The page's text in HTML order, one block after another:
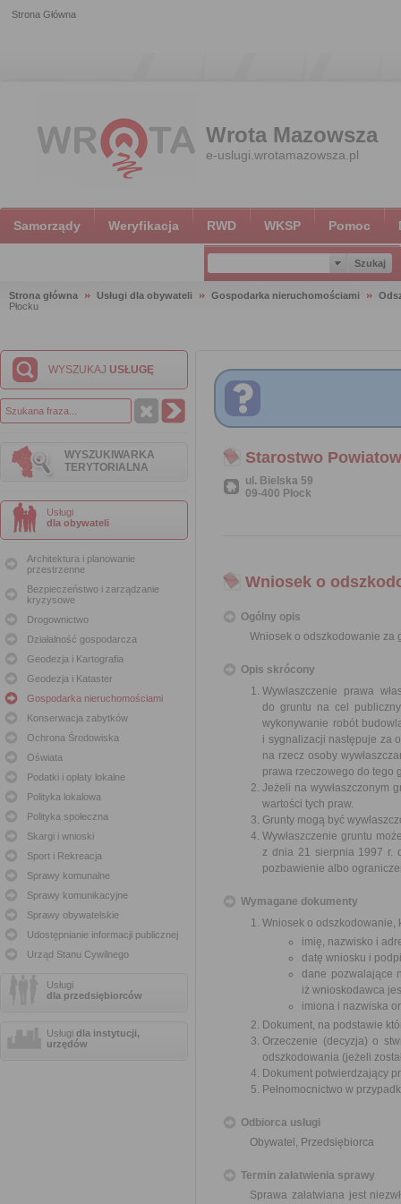
Strona Główna
Wrota Mazowsza
e-uslugi.wrotamazowsza.pl
Samorządy Weryfikacja RWD WKSP Pomoc
Strona główna Usługi dla obywateli Gospodarka nieruchomościami
Płocku
WYSZUKAJ USŁUGĘ
WYSZUKIWARKA
TERYTORIALNA
Usługi
dla obywateli
Architektura i planowanie
przestrzenne
Bezpieczeństwo i zarządzanie
kryzysowe
Drogownictwo
Działalność gospodarcza
Geodezja i Kartografia
Geodezja i Kataster
Gospodarka nieruchomościami
Konserwacja zabytków
Ochrona Środowiska
Oświata
Podatki i opłaty lokalne
Polityka lokalowa
Polityka społeczna
Skargi i wnioski
Sport i Rekreacja
Sprawy komunalne
Sprawy komunikacyjne
Sprawy obywatelskie
Udostępnianie informacji publicznej
Urząd Stanu Cywilnego
Usługi
dla przedsiębiorców
Usługi dla instytucji,
urzędów
Starostwo
ul. Bielska 59
09-400 Płock
Wniosek o
Ogólny opis
Wniosek o odszkodowanie za
Opis skrócony
Wywłaszczenie prawa
do gruntu na cel
wykonywanie robót
i sygnalizacji następuje za
na rzecz osoby
prawa rzeczowego do tego
Jeżeli na wywłaszczonym
wartości tych praw.
Grunty mogą być
Wywłaszczenie gruntu
z dnia 21 sierpnia 1997 r.
pozbawienie albo
Wymagane dokumenty
Wniosek o odszkodowanie,
imię, nazwisko i
datę wniosku i
dane pozwalające
iż wnioskodawca
imiona i nazwiska
Dokument, na podstawie
Orzeczenie (decyzja) o
odszkodowania (jeżeli
Dokument potwierdzający
Pełnomocnictwo w
Odbiorca usługi
Obywatel, Przedsiębiorca
Termin załatwienia sprawy
Sprawa załatwiana jest